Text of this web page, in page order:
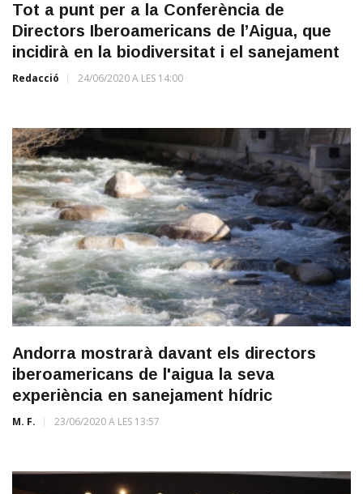
Tot a punt per a la Conferència de
Directors Iberoamericans de l’Aigua, que
incidirà en la biodiversitat i el sanejament
Redacció 24/06/2020 A LES 14:00
Andorra mostrarà davant els directors
iberoamericans de l'aigua la seva
experiència en sanejament hídric
M. F. 23/06/2020 A LES 13:57